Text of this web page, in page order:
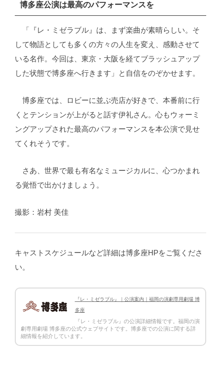
博多座公演は最高のパフォーマンスを
「『レ・ミゼラブル』は、まず楽曲が素晴らしい。そ
して物語としても多くの方々の人生を変え、感動させて
いる名作。今回は、東京・大阪を経てブラッシュアップ
した状態で博多座へ行きます」と自信をのぞかせます。
博多座では、ロビーに並ぶ売店が好きで、本番前に行
くとテンションが上がると話す伊礼さん。心もウォーミ
ングアップされた最高のパフォーマンスを本公演で見せ
てくれそうです。
さあ、世界で最も有名なミュージカルに、心つかまれ
る覚悟で出かけましょう。
撮影：岩村 美佳
キャストスケジュールなど詳細は博多座HPをご覧くださ
い。
『レ・ミゼラブル』｜公演案内｜福岡の演劇専用劇場 博
多座
『レ・ミゼラブル』の公演詳細情報です。福岡の演
劇専用劇場 博多座の公式ウェブサイトです。博多座での公演に関する詳
細情報を紹介しています。